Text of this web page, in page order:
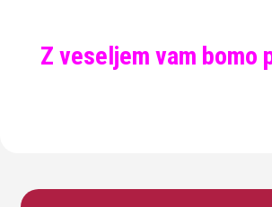
Z veseljem vam bomo